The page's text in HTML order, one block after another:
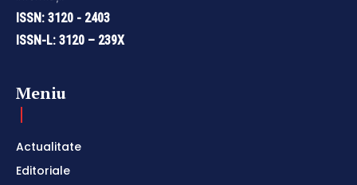
ISSN: 3120 - 2403
ISSN-L: 3120 – 239X
Meniu
Actualitate
Editoriale